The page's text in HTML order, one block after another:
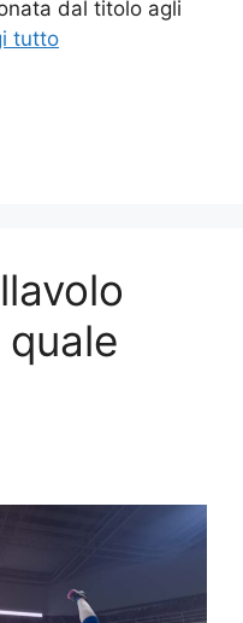
dal titolo agli
tutto